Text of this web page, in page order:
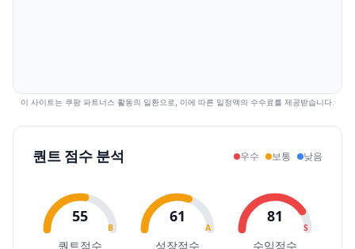
이 사이트는 쿠팡 파트너스 활동의 일환으로, 이에 따른 일정액의 수수료를 제공받습니다.
퀀트 점수 분석 우수 보통 낮음
55
B
퀀트점수
61
A
성장점수
81
S
수익점수